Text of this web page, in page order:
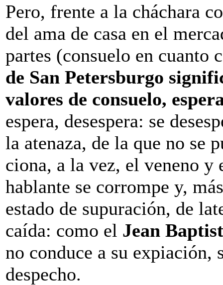
Pero, frente a la cháchara
del ama de casa en el
partes (consuelo en cuanto
de San Petersburgo
valores de consuelo,
espera, desespera: se
la atenaza, de la que no se
ciona, a la vez, el veneno
hablante se corrompe y,
estado de supuración, de
caída: como el Jean
no conduce a su expiación,
despecho.